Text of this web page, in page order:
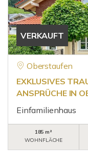
VERKAUFT
Oberstaufen
EXKLUSIVES
ANSPRÜCHE IN
Einfamilienhaus
185 m²
WOHNFLÄCHE